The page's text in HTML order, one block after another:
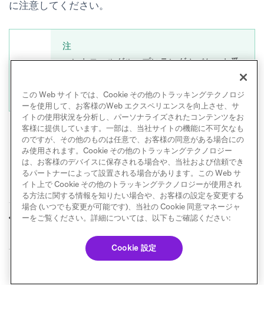
に注意してください。
注
コントロールグループにランダムバケット番
ルグループの注意事項を確認してください。
前へ 競合 次へ 最適化
© Braze. All Rights Reserved Privacy Policy
この Web サイトでは、Cookie その他のトラッキングテクノロジ
ーを使用して、お客様のWeb エクスペリエンスを向上させ、サ
イトの使用状況を分析し、パーソナライズされたコンテンツをお
客様に提供しています。一部は、当社サイトの機能に不可欠なも
のですが、その他のものは任意で、お客様の同意がある場合にの
み使用されます。Cookie その他のトラッキングテクノロジー
は、お客様のデバイスに保存される場合や、当社および信頼でき
るパートナーによって設置される場合があります。この Web サ
イト上で Cookie その他のトラッキングテクノロジーが使用され
る方法に関する情報を知りたい場合や、お客様の設定を変更する
場合 (いつでも変更が可能です)、当社の Cookie 同意マネージャ
ーをご覧ください。詳細については、以下もご確認ください:
Cookie 設定